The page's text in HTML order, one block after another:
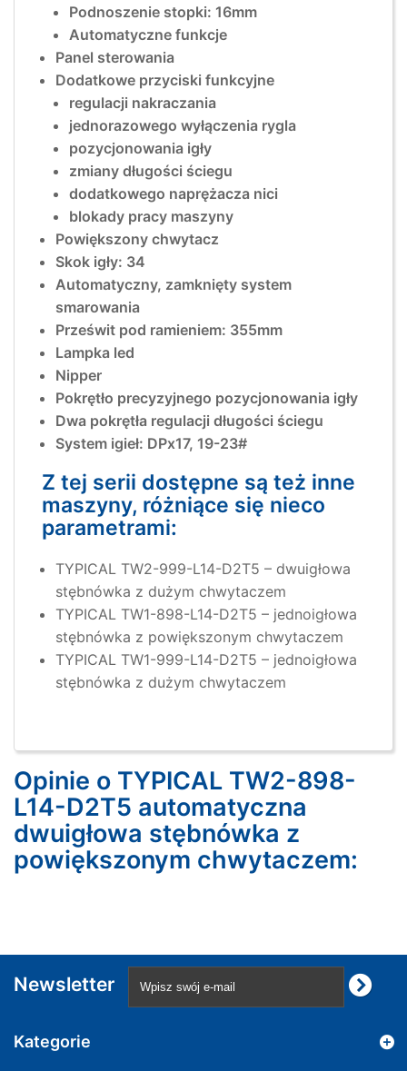
Podnoszenie stopki: 16mm
Automatyczne funkcje
Panel sterowania
Dodatkowe przyciski funkcyjne
regulacji nakraczania
jednorazowego wyłączenia rygla
pozycjonowania igły
zmiany długości ściegu
dodatkowego naprężacza nici
blokady pracy maszyny
Powiększony chwytacz
Skok igły: 34
Automatyczny, zamknięty system
smarowania
Prześwit pod ramieniem: 355mm
Lampka led
Nipper
Pokrętło precyzyjnego pozycjonowania igły
Dwa pokrętła regulacji długości ściegu
System igieł: DPx17, 19-23#
Z tej serii dostępne są też inne
maszyny, różniące się nieco
parametrami:
TYPICAL TW2-999-L14-D2T5 – dwuigłowa
stębnówka z dużym chwytaczem
TYPICAL TW1-898-L14-D2T5 – jednoigłowa
stębnówka z powiększonym chwytaczem
TYPICAL TW1-999-L14-D2T5 – jednoigłowa
stębnówka z dużym chwytaczem
Opinie o TYPICAL TW2-898-
L14-D2T5 automatyczna
dwuigłowa stębnówka z
powiększonym chwytaczem:
Newsletter
Kategorie